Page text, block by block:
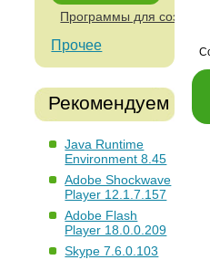
Программы для
Прочее
Рекомендуем
Java Runtime
Environment 8.45
Adobe Shockwave
Player 12.1.7.157
Adobe Flash
Player 18.0.0.209
Skype 7.6.0.103